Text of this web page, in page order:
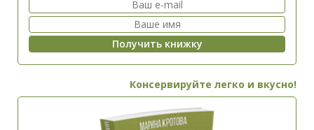
Консервируйте легко и вкусно!